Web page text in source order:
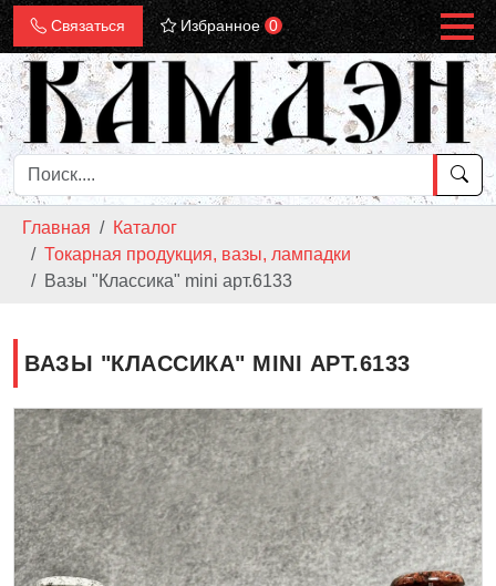
Связаться Избранное 0
Главная
Каталог
Токарная продукция, вазы, лампадки
Вазы "Классика" mini арт.6133
ВАЗЫ "КЛАССИКА" MINI АРТ.6133